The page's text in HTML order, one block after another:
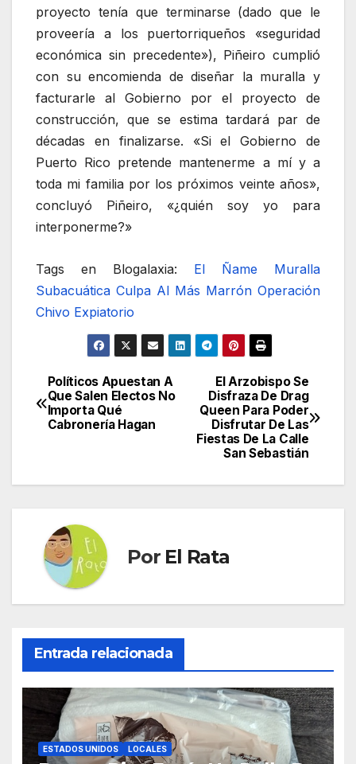
proyecto tenía que terminarse (dado que le
proveería a los puertorriqueños «seguridad
económica sin precedente»), Piñeiro cumplió
con su encomienda de diseñar la muralla y
facturarle al Gobierno por el proyecto de
construcción, que se estima tardará par de
décadas en finalizarse. «Si el Gobierno de
Puerto Rico pretende mantenerme a mí y a
toda mi familia por los próximos veinte años»,
concluyó Piñeiro, «¿quién soy yo para
interponerme?»
Tags en Blogalaxia: El Ñame
Muralla
Subacuática Culpa Al Más Marrón Operación
Chivo Expiatorio
Navegación
de
El Arzobispo Se
Disfraza De Drag
Queen Para Poder
Disfrutar De Las
Fiestas De La Calle
San Sebastián
Políticos Apuestan A
Que Salen Electos No
Importa Qué
Cabronería Hagan
Por El Rata
Entrada relacionada
ESTADOS UNIDOS LOCALES